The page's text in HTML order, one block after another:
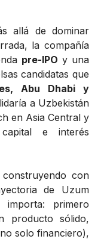
allá de dominar
la compañía
pre-IPO y una
candidatas que
Abu Dhabi y
a Uzbekistán
en Asia Central y
e interés
con
de Uzum
importa: primero
producto sólido,
solo financiero),